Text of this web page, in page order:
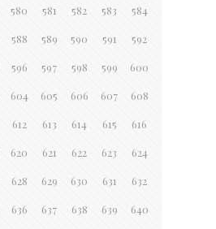
580 581 582 583 584
588 589 590 591 592
596 597 598 599 600
604 605 606 607 608
612 613 614 615 616
620 621 622 623 624
628 629 630 631 632
636 637 638 639 640